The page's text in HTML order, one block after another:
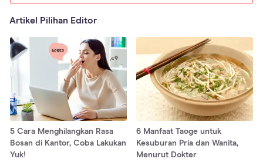
Artikel Pilihan Editor
5 Cara Menghilangkan Rasa
Bosan di Kantor, Coba Lakukan
Yuk!
6 Manfaat Taoge untuk
Kesuburan Pria dan Wanita,
Menurut Dokter